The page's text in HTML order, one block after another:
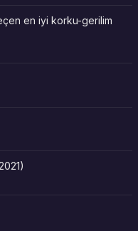
en iyi korku-gerilim